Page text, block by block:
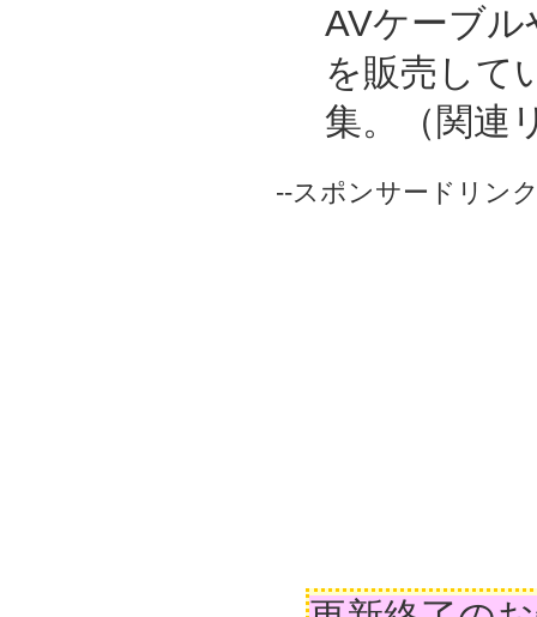
AVケーブ
を販売して
集。（関連
--スポンサードリン